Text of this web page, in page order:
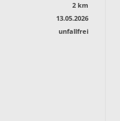
2 km
13.05.2026
unfallfrei